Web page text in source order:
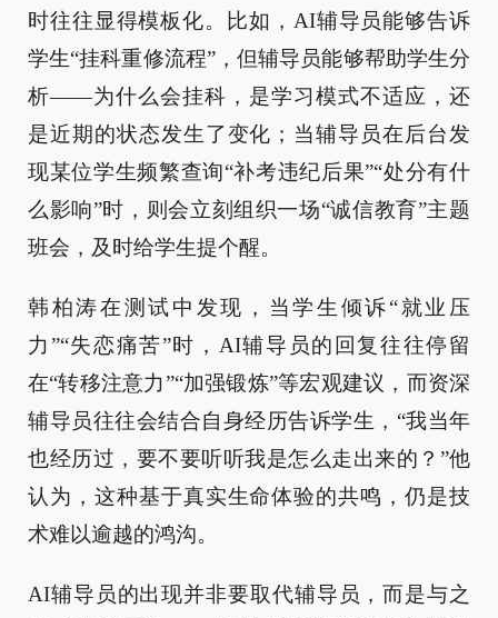
时往往显得模板化。比如，AI辅导员能够告诉
学生“挂科重修流程”，但辅导员能够帮助学生分
析——为什么会挂科，是学习模式不适应，还
是近期的状态发生了变化；当辅导员在后台发
现某位学生频繁查询“补考违纪后果”“处分有什
么影响”时，则会立刻组织一场“诚信教育”主题
班会，及时给学生提个醒。
韩柏涛在测试中发现，当学生倾诉“就业压
力”“失恋痛苦”时，AI辅导员的回复往往停留
在“转移注意力”“加强锻炼”等宏观建议，而资深
辅导员往往会结合自身经历告诉学生，“我当年
也经历过，要不要听听我是怎么走出来的？”他
认为，这种基于真实生命体验的共鸣，仍是技
术难以逾越的鸿沟。
AI辅导员的出现并非要取代辅导员，而是与之